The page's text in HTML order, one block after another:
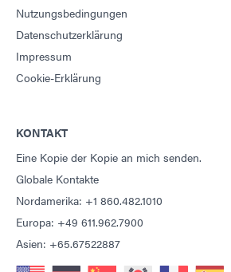
Nutzungsbedingungen
Datenschutzerklärung
Impressum
Cookie-Erklärung
KONTAKT
Eine Kopie der Kopie an mich senden.
Globale Kontakte
Nordamerika: +1 860.482.1010
Europa: +49 611.962.7900
Asien: +65.67522887